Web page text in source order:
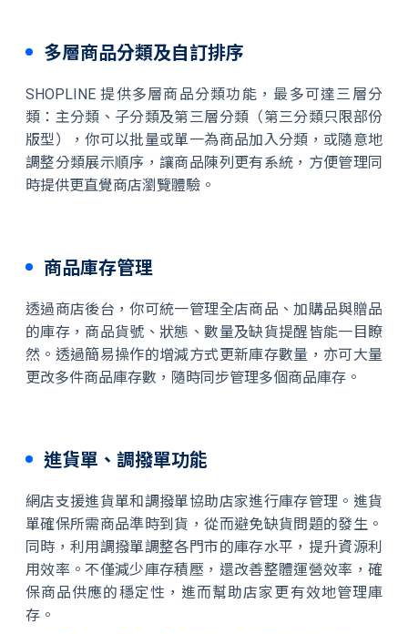
多層商品分類及自訂排序
SHOPLINE 提供多層商品分類功能，最多可達三層分
類：主分類、子分類及第三層分類（第三分類只限部份
版型），你可以批量或單一為商品加入分類，或隨意地
調整分類展示順序，讓商品陳列更有系統，方便管理同
時提供更直覺商店瀏覽體驗。
商品庫存管理
透過商店後台，你可統一管理全店商品、加購品與贈品
的庫存，商品貨號、狀態、數量及缺貨提醒皆能一目瞭
然。透過簡易操作的增減方式更新庫存數量，亦可大量
更改多件商品庫存數，隨時同步管理多個商品庫存。
進貨單、調撥單功能
網店支援進貨單和調撥單協助店家進行庫存管理。進貨
單確保所需商品準時到貨，從而避免缺貨問題的發生。
同時，利用調撥單調整各門市的庫存水平，提升資源利
用效率。不僅減少庫存積壓，還改善整體運營效率，確
保商品供應的穩定性，進而幫助店家更有效地管理庫
存。